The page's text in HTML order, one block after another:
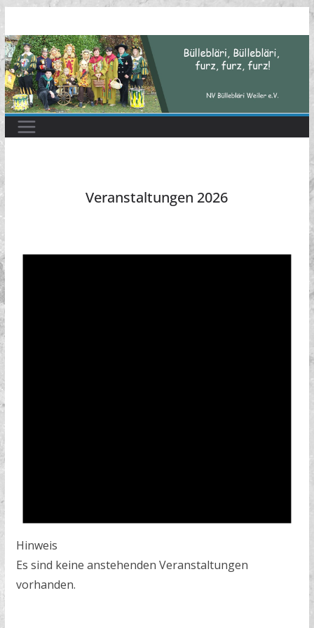
Inhalt
springen
Veranstaltungen 2026
Hinweis
Es sind keine anstehenden Veranstaltungen
vorhanden.